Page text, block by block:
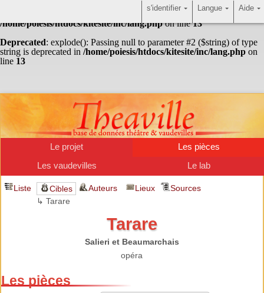
: Undefined array key "HTTP_ACCEPT_LANGUAGE" in
/home/poiesis/htdocs/kitesite/inc/lang.phpon line13
Deprecated: explode(): Passing null to parameter #2 ($string) of type
string is deprecated in /home/poiesis/htdocs/kitesite/inc/lang.php on
line 13
Le projet
Les pièces
Les vaudevilles
Le lab
Liste
Cibles
↳ Tarare
Auteurs Lieux Sources
Tarare
Salieri et Beaumarchais
opéra
Les pièces
Aide
Langue
s'identifier